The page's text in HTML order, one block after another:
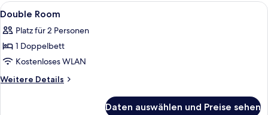
Alle
Fotos
für
Double
Room
anzeigen
Ein schlicht eingerichtetes
10
Double Room
Platz für 2 Personen
1 Doppelbett
Kostenloses WLAN
Weitere Details
Weitere
Daten auswählen und Preise sehen